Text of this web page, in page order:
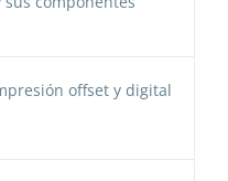
offset y digital